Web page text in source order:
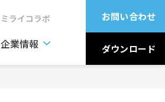
ミライコラボ
企業情報
お問い合わせ
ダウンロード